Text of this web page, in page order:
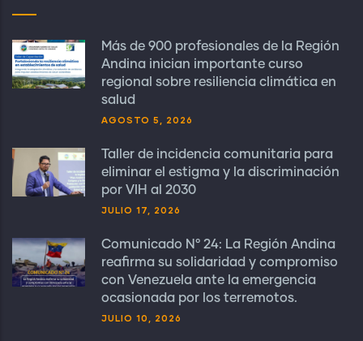
Más de 900 profesionales de la Región
Andina inician importante curso
regional sobre resiliencia climática en
salud
AGOSTO 5, 2026
Taller de incidencia comunitaria para
eliminar el estigma y la discriminación
por VIH al 2030
JULIO 17, 2026
Comunicado N° 24: La Región Andina
reafirma su solidaridad y compromiso
con Venezuela ante la emergencia
ocasionada por los terremotos.
JULIO 10, 2026